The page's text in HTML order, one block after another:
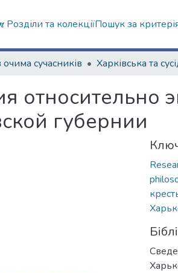
Розділи та колекціїПошук за
очима сучасників
относительно
губернии